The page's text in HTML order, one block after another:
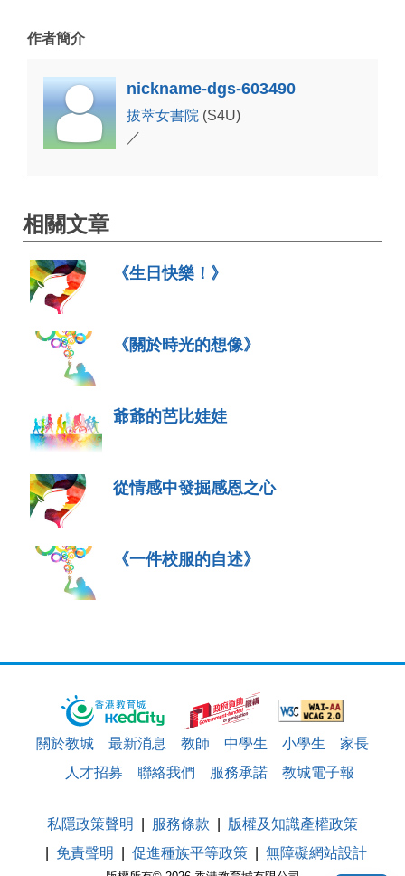
作者簡介
nickname-dgs-603490
拔萃女書院 (S4U)
／
相關文章
《生日快樂！》
《關於時光的想像》
爺爺的芭比娃娃
從情感中發掘感恩之心
《一件校服的自述》
關於教城 最新消息 教師 中學生 小學生
家長
人才招募
聯絡我們 服務承諾 教城電子報
私隱政策聲明 服務條款
版權及知識產權政策
免責聲明
促進種族平等政策 無障礙網站設計